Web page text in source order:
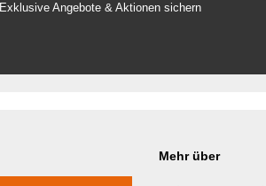
Exklusive Angebote & Aktionen sichern
Mehr über